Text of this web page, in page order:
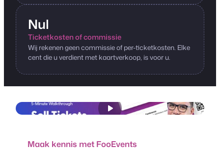
Nul
Ticketkosten of commissie
Wij rekenen geen commissie of per-ticketkosten. Elke
cent die u verdient met kaartverkoop, is voor u.
Maak kennis met FooEvents